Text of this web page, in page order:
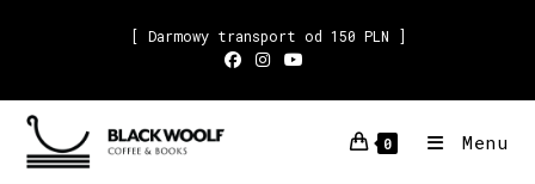
[ Darmowy transport od 150 PLN ]
0 Menu